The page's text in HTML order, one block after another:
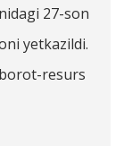
27-son
yetkazildi.
resurs